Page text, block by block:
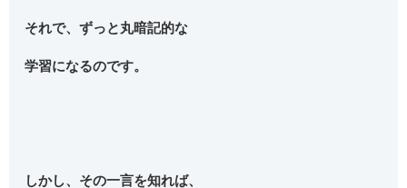
それで、ずっと丸暗記的な
学習になるのです。
しかし、その一言を知れば、